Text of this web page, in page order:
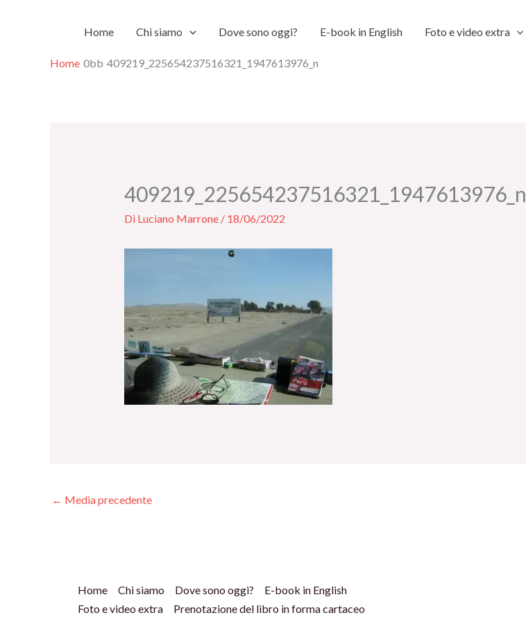
Home Chi siamo Dove sono oggi? E-book in English Foto e video extra
Home 409219_225654237516321_1947613976_n
409219_225654237516321_1947613976_n
Di Luciano Marrone / 18/06/2022
← Media precedente
Home Chi siamo Dove sono oggi?
E-book in English
Foto e video extra
Prenotazione del libro in forma cartaceo